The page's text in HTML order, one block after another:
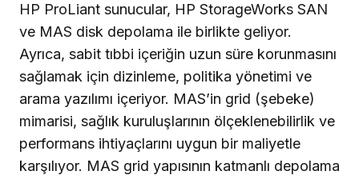
HP ProLiant sunucular, HP StorageWorks SAN
ve MAS disk depolama ile birlikte geliyor.
Ayrıca, sabit tıbbi içeriğin uzun süre korunmasını
sağlamak için dizinleme, politika yönetimi ve
arama yazılımı içeriyor. MAS’in grid (şebeke)
mimarisi, sağlık kuruluşlarının ölçeklenebilirlik ve
performans ihtiyaçlarını uygun bir maliyetle
karşılıyor. MAS grid yapısının katmanlı depolama